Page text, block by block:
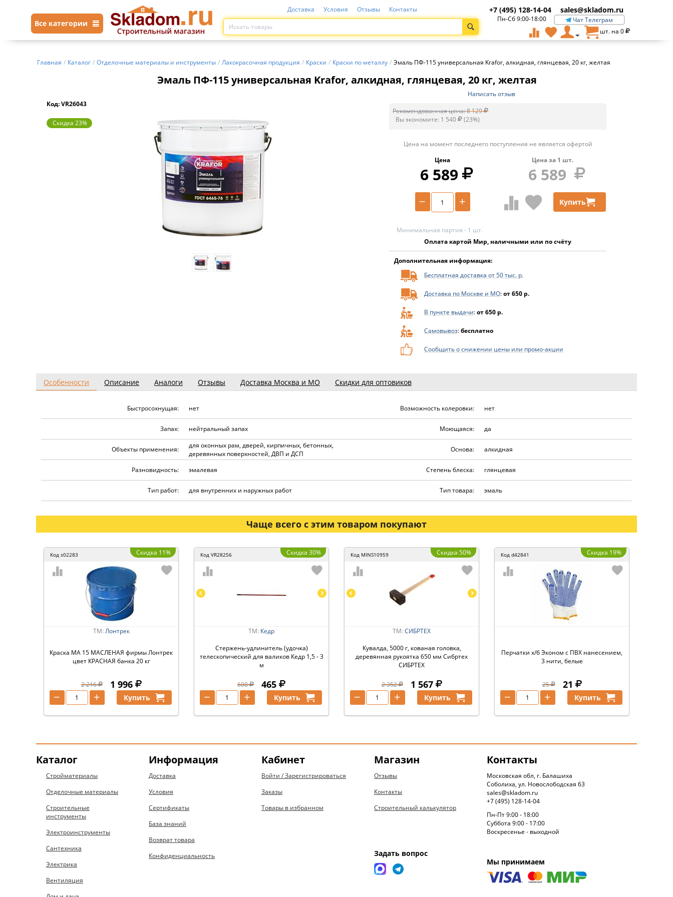
Все категории
Доставка Условия Отзывы Контакты +7 (495) 128-14-04 sales@skladom.ru
Пн-Сб 9:00-18:00
Чат Телеграм
шт. на 0
Главная / Каталог / Отделочные материалы и инструменты / Лакокрасочная продукция / Краски / Краски по металлу / Эмаль ПФ-115 универсальная Krafor, алкидная, глянцевая, 20 кг, желтая
Эмаль ПФ-115 универсальная Krafor, алкидная, глянцевая, 20 кг, желтая
Код: VR26043
Скидка 23%
Написать отзыв
Рекомендованная цена:8 129
Вы экономите: 1 540 (23%)
Цена на момент последнего поступления не является офертой
Цена
6 589
Цена за 1 шт.
6 589
+
− Купить
Минимальная партия - 1 шт.
Оплата картой Мир, наличными или по счёту
Дополнительная информация:
Бесплатная доставка от 50 тыс. р.
Доставка по Москве и МО:от 650 р.
В пункте выдачи:от 650 р.
Самовывоз:бесплатно
Сообщить о снижении цены или промо-акции
Особенности Описание Аналоги Отзывы Доставка Москва и МО Скидки для оптовиков
Быстросохнущая: нет Возможность колеровки: нет
Запах: нейтральный запах Моющаяся: да
Объекты применения:
для оконных рам, дверей, кирпичных, бетонных,
деревянных поверхностей, ДВП и ДСП
Основа: алкидная
Разновидность: эмалевая Степень блеска: глянцевая
Тип работ: для внутренних и наружных работ Тип товара: эмаль
Чаще всего с этим товаром покупают
Код s02283 Скидка 11%
ТМ: Лонтрек
Краска МА 15 МАСЛЕНАЯ фирмы Лонтрек
цвет КРАСНАЯ банка 20 кг
2 216 1 996
+
− Купить
Код VR28256 Скидка 30%
ТМ: Кедр
Стержень-удлинитель (удочка)
телескопический для валиков Кедр 1,5 - 3
м
608 465
+
− Купить
Код MINS10959 Скидка 50%
ТМ: СИБРТЕХ
Кувалда, 5000 г, кованая головка,
деревянная рукоятка 650 мм Сибртех
СИБРТЕХ
2 352 1 567
+
− Купить
Код d42841 Скидка 19%
Перчатки х/б Эконом с ПВХ нанесением,
3 нити, белые
25 21
+
− Купить
Каталог
Стройматериалы
Отделочные материалы
Строительные
инструменты
Электроинструменты
Сантехника
Электрика
Вентиляция
Информация
Доставка
Условия
Сертификаты
База знаний
Возврат товара
Конфиденциальность
Кабинет
Войти / Зарегистрироваться
Заказы
Товары в избранном
Магазин
Отзывы
Контакты
Строительный калькулятор
Задать вопрос
Контакты
Московская обл, г. Балашиха
Соболиха, ул. Новослободская 63
sales@skladom.ru
+7 (495) 128-14-04
Пн-Пт 9:00 - 18:00
Суббота 9:00 - 17:00
Воскресенье - выходной
Мы принимаем